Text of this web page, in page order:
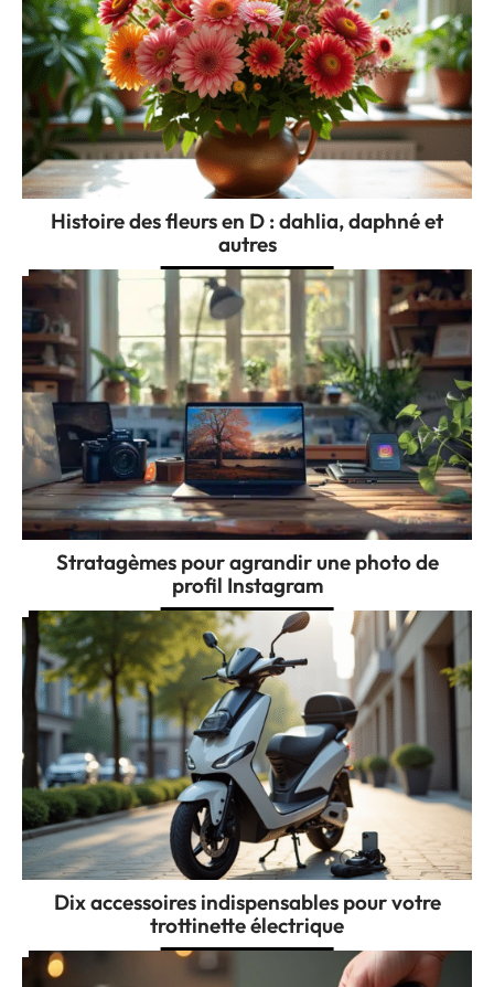
Histoire des fleurs en D : dahlia, daphné et
autres
Stratagèmes pour agrandir une photo de
profil Instagram
Dix accessoires indispensables pour votre
trottinette électrique